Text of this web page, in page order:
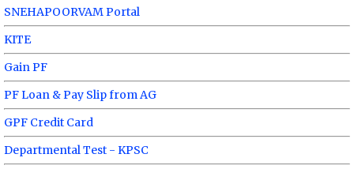
SNEHAPOORVAM Portal
KITE
Gain PF
PF Loan & Pay Slip from AG
GPF Credit Card
Departmental Test - KPSC